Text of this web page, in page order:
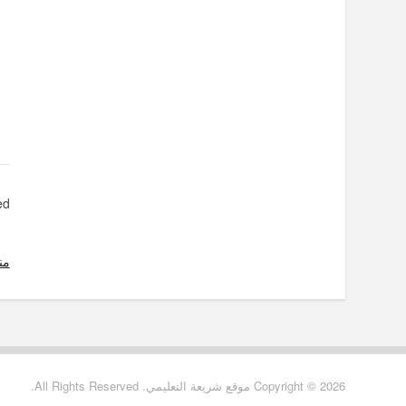
Copyright © 2026 موقع شريعة التعليمي. All Rights Reserved.